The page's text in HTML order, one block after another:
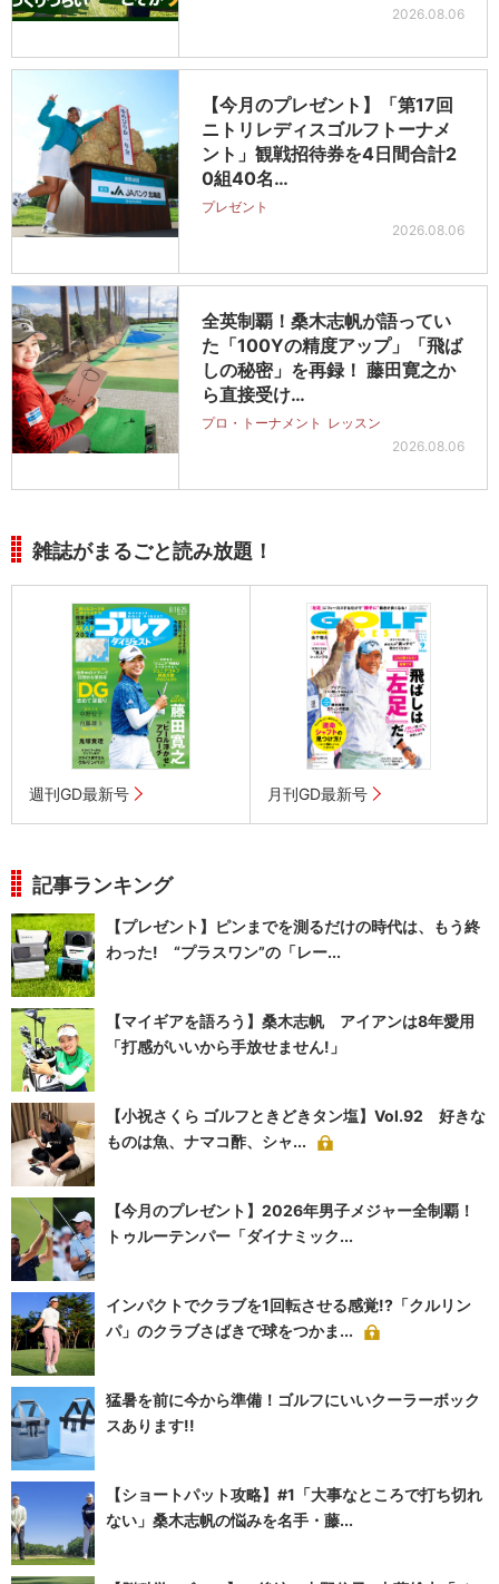
2026.08.06
【今月のプレゼント】「第17回
ニトリレディスゴルフトーナメ
ント」観戦招待券を4日間合計2
0組40名…
プレゼント
2026.08.06
全英制覇！桑木志帆が語ってい
た「100Yの精度アップ」「飛ば
しの秘密」を再録！ 藤田寛之か
ら直接受け…
プロ・トーナメント レッスン
2026.08.06
雑誌がまるごと読み放題！
週刊GD最新号 月刊GD最新号
記事ランキング
【プレゼント】ピンまでを測るだけの時代は、もう終
わった! “プラスワン”の「レー...
【マイギアを語ろう】桑木志帆 アイアンは8年愛用
「打感がいいから手放せません!」
【小祝さくら ゴルフときどきタン塩】Vol.92 好きな
ものは魚、ナマコ酢、シャ...
【今月のプレゼント】2026年男子メジャー全制覇！
トゥルーテンパー「ダイナミック...
インパクトでクラブを1回転させる感覚!?「クルリン
パ」のクラブさばきで球をつかま...
猛暑を前に今から準備！ゴルフにいいクーラーボック
スあります!!
【ショートパット攻略】#1「大事なところで打ち切れ
ない」桑木志帆の悩みを名手・藤...